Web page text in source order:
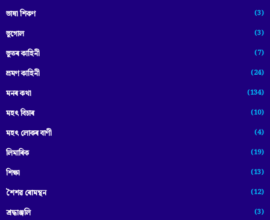
ভাষা শিকণ (3)
ভূগোল (3)
ভূতৰ কাহিনী (7)
ভ্ৰমণ কাহিনী (24)
মনৰ কথা (134)
মহৎ বিচাৰ (10)
মহৎ লোকৰ বাণী (4)
লিমাৰিক (19)
শিক্ষা (13)
শৈশৱ ৰোমন্থন (12)
শ্ৰদ্ধাঞ্জলি (3)